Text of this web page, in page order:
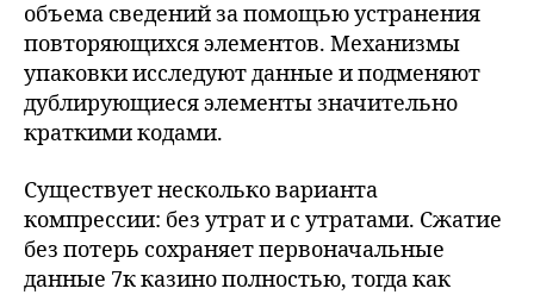
объема сведений за помощью устранения
повторяющихся элементов. Механизмы
упаковки исследуют данные и подменяют
дублирующиеся элементы значительно
краткими кодами.
Существует несколько варианта
компрессии: без утрат и с утратами. Сжатие
без потерь сохраняет первоначальные
данные 7к казино полностью, тогда как